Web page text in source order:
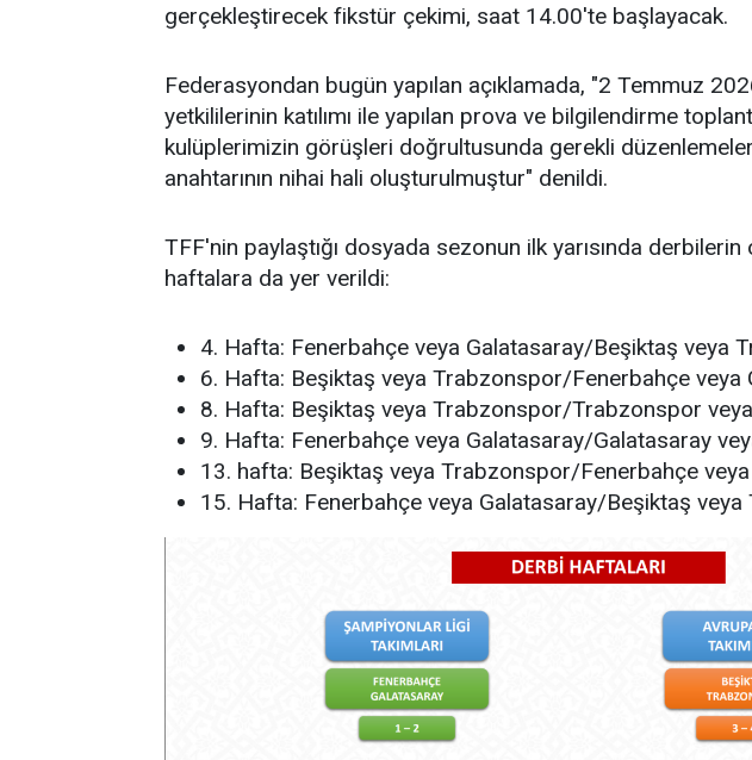
gerçekleştirecek fikstür çekimi, saat 14.00'te başlayacak.
Federasyondan bugün yapılan açıklamada, "2 Temmuz
yetkililerinin katılımı ile yapılan prova ve bilgilendirme
kulüplerimizin görüşleri doğrultusunda gerekli
anahtarının nihai hali oluşturulmuştur" denildi.
TFF'nin paylaştığı dosyada sezonun ilk yarısında derbilerin
haftalara da yer verildi:
4. Hafta: Fenerbahçe veya Galatasaray/Beşiktaş veya
6. Hafta: Beşiktaş veya Trabzonspor/Fenerbahçe veya
8. Hafta: Beşiktaş veya Trabzonspor/Trabzonspor
9. Hafta: Fenerbahçe veya Galatasaray/Galatasaray
13. hafta: Beşiktaş veya Trabzonspor/Fenerbahçe
15. Hafta: Fenerbahçe veya Galatasaray/Beşiktaş